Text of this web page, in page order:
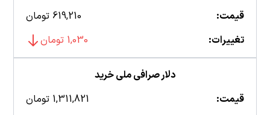
قیمت:
619,210 تومان
تغییرات:
1,030 تومان
دلار صرافی ملی خرید
قیمت:
1,311,821 تومان